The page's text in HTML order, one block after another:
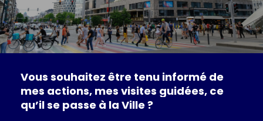
Vous souhaitez être tenu informé de
mes actions, mes visites guidées, ce
qu’ilse passe à la Ville?